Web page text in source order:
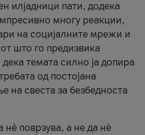
илјадници пати, додека
многу реакции,
на социјалните мрежи и
што го предизвика
темата силно ја допира
од постојана
на свеста за безбедноста
нè поврзува, а не да нè